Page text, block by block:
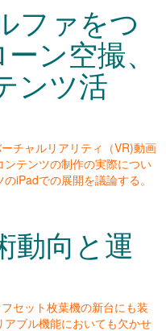
ファをつ
ン空撮、
ンツ活
チャルリアリティ（VR)動画
テンツの制作の実際につい
iPadでの展開を議論する。
動向と運
セット枚葉機の新台にも装
ブル機能においても欠かせ